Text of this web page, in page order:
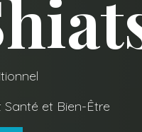
et Bien-Être